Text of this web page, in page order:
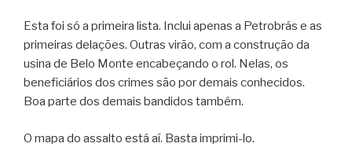
Esta foi só a primeira lista. Inclui apenas a Petrobrás e as
primeiras delações. Outras virão, com a construção da
usina de Belo Monte encabeçando o rol. Nelas, os
beneficiários dos crimes são por demais conhecidos.
Boa parte dos demais bandidos também.
O mapa do assalto está aí. Basta imprimi-lo.